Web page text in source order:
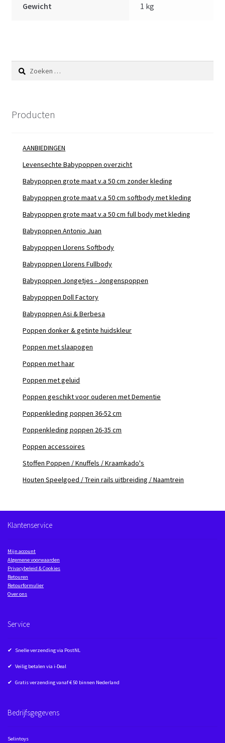
Gewicht 1 kg
Zoeken
naar:
Producten
AANBIEDINGEN
Levensechte Babypoppen overzicht
Babypoppen grote maat v.a 50 cm zonder kleding
Babypoppen grote maat v.a 50 cm softbody met kleding
Babypoppen grote maat v.a 50 cm full body met kleding
Babypoppen Antonio Juan
Babypoppen Llorens Softbody
Babypoppen Llorens Fullbody
Babypoppen Jongetjes - Jongenspoppen
Babypoppen Doll Factory
Babypoppen Asi & Berbesa
Poppen donker & getinte huidskleur
Poppen met slaapogen
Poppen met haar
Poppen met geluid
Poppen geschikt voor ouderen met Dementie
Poppenkleding poppen 36-52 cm
Poppenkleding poppen 26-35 cm
Poppen accessoires
Stoffen Poppen / Knuffels / Kraamkado's
Houten Speelgoed / Trein rails uitbreiding / Naamtrein
Klantenservice
Mijn account
Algemene voorwaarden
Privacybeleid & Cookies
Retouren
Retourformulier
Over ons
Service
✔ Snelle verzending via PostNL
✔ Veilig betalen via i-Deal
✔ Gratis verzending vanaf € 50 binnen Nederland
Bedrijfsgegevens
Selintoys